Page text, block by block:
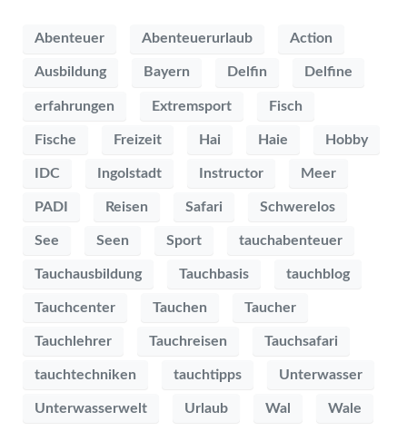
Abenteuer Abenteuerurlaub Action
Ausbildung Bayern Delfin Delfine
erfahrungen Extremsport Fisch
Fische Freizeit Hai Haie Hobby
IDC Ingolstadt Instructor Meer
PADI Reisen Safari Schwerelos
See Seen Sport tauchabenteuer
Tauchausbildung Tauchbasis tauchblog
Tauchcenter Tauchen Taucher
Tauchlehrer Tauchreisen Tauchsafari
tauchtechniken tauchtipps Unterwasser
Unterwasserwelt Urlaub Wal Wale